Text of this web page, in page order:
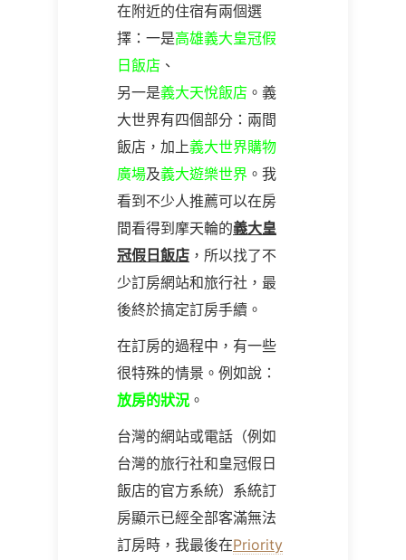
在附近的住宿有兩個選
擇：一是高雄義大皇冠假
日飯店 、
另一是義大天悅飯店 。義
大世界有四個部分：兩間
飯店，加上義大世界購物
廣場及義大遊樂世界 。我
看到不少人推薦可以在房
間看得到摩天輪的義大皇
冠假日飯店 ，所以找了不
少訂房網站和旅行社，最
後終於搞定訂房手續。
在訂房的過程中，有一些
很特殊的情景。例如說：
放房的狀況 。
台灣的網站或電話（例如
台灣的旅行社和皇冠假日
飯店的官方系統）系統訂
房顯示已經全部客滿無法
訂房時，我最後在Priority